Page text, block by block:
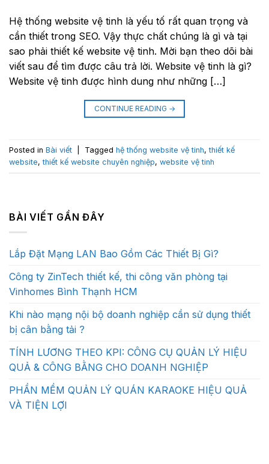
Hệ thống website vệ tinh là yếu tố rất quan trọng và
cần thiết trong SEO. Vậy thực chất chúng là gì và tại
sao phải thiết kế website vệ tinh. Mời bạn theo dõi bài
viết sau để tìm được câu trả lời. Website vệ tinh là gì?
Website vệ tinh được hình dung như những […]
CONTINUE READING →
Posted in Bài viết Tagged hệ thống website vệ tinh,thiết kế
website,thiết kế website chuyên nghiệp, website vệ tinh
BÀI VIẾT GẦN ĐÂY
Lắp Đặt Mạng LAN Bao Gồm Các Thiết Bị Gì?
Công ty ZinTech thiết kế, thi công văn phòng tại
Vinhomes Bình Thạnh HCM
Khi nào mạng nội bộ doanh nghiệp cần sử dụng thiết
bị cân bằng tải ?
TÍNH LƯƠNG THEO KPI: CÔNG CỤ QUẢN LÝ HIỆU
QUẢ & CÔNG BẰNG CHO DOANH NGHIỆP
PHẦN MỀM QUẢN LÝ QUÁN KARAOKE HIỆU QUẢ
VÀ TIỆN LỢI